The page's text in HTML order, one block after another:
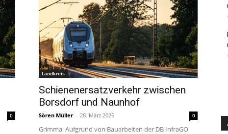
0
Landkreis
Schienenersatzverkehr zwischen
Borsdorf und Naunhof
Sören Müller - 28. März 2026 0
Grimma. Aufgrund von Bauarbeiten der DB InfraGO